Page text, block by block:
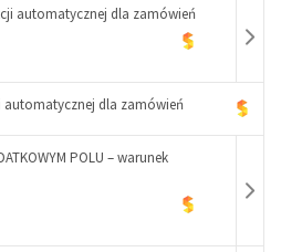
automatycznej dla zamówień
automatycznej dla zamówień
POLU – warunek